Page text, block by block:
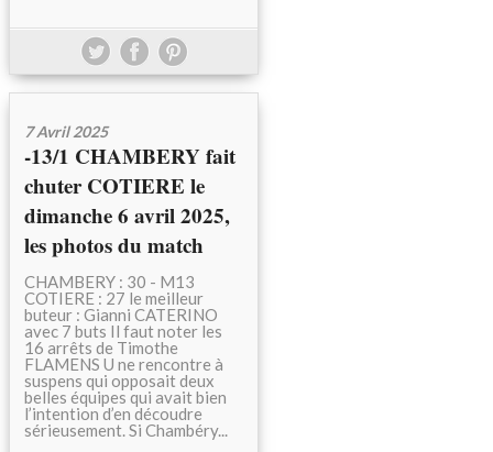
7 Avril 2025
-13/1 CHAMBERY fait
chuter COTIERE le
dimanche 6 avril 2025,
les photos du match
CHAMBERY : 30 - M13
COTIERE : 27 le meilleur
buteur : Gianni CATERINO
avec 7 buts Il faut noter les
16 arrêts de Timothe
FLAMENS U ne rencontre à
suspens qui opposait deux
belles équipes qui avait bien
l’intention d’en découdre
sérieusement. Si Chambéry...